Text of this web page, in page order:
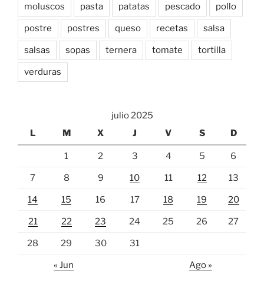
moluscos pasta patatas pescado pollo
postre postres queso recetas salsa
salsas sopas ternera tomate tortilla
verduras
julio 2025
L
M X J V S D
1 2 3 4 5 6
7 8 9 10 11 12 13
14 15 16 17 18 19 20
21 22 23 24 25 26 27
28 29 30 31
« Jun Ago »